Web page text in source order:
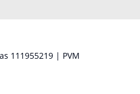
111955219 | PVM